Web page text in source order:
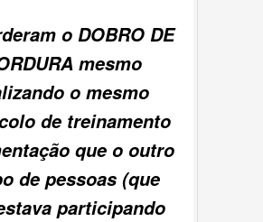
o DOBRO DE
mesmo
o mesmo
de treinamento
que o outro
de pessoas (que
participando